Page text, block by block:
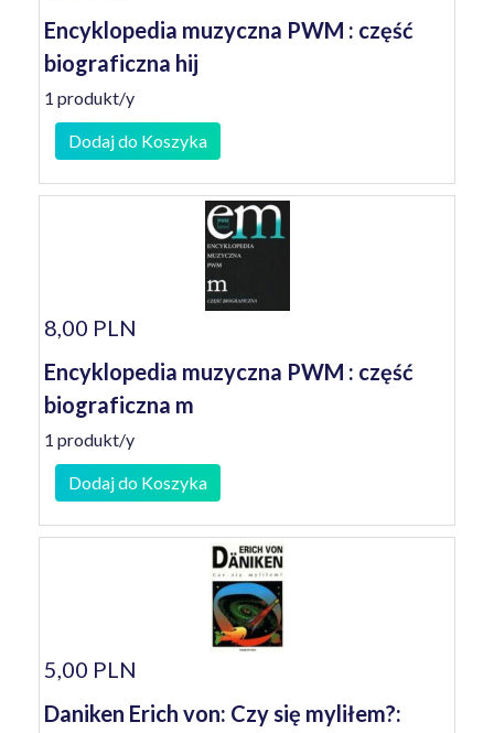
Encyklopedia muzyczna PWM : część
biograficzna hij
1 produkt/y
Dodaj do Koszyka
8,00 PLN
Encyklopedia muzyczna PWM : część
biograficzna m
1 produkt/y
Dodaj do Koszyka
5,00 PLN
Daniken Erich von: Czy się myliłem?: